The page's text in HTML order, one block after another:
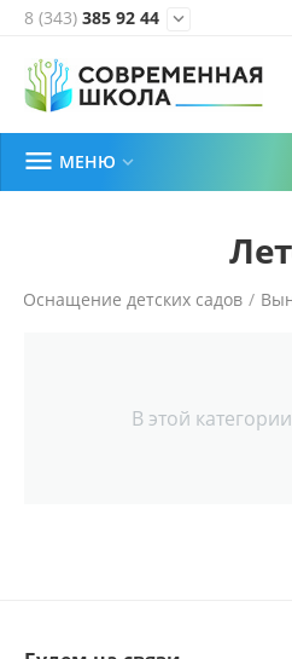
8 (343) 385 92 44 
 МЕНЮ 
Оснащение детских садов /
В этой